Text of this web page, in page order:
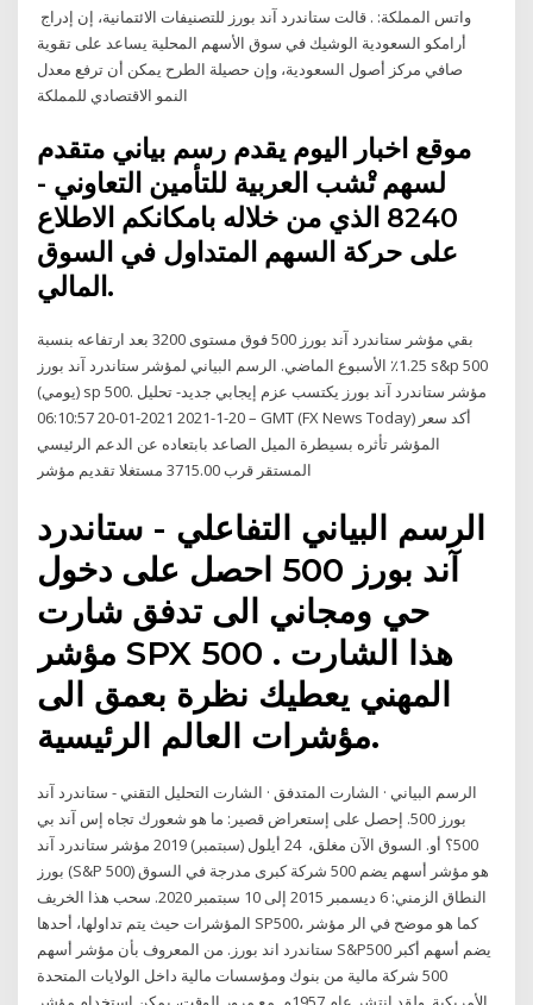
أرامكو السعودية الوشيك في سوق الأسهم المحلية يساعد على تقوية
صافي مركز أصول السعودية، وإن حصيلة الطرح يمكن أن ترفع معدل
النمو الاقتصادي للمملكة
موقع اخبار اليوم يقدم رسم بياني متقدم
لسهم تْشب العربية للتأمين التعاوني -
8240 الذي من خلاله بامكانكم الاطلاع
على حركة السهم المتداول في السوق
المالي.
بقي مؤشر ستاندرد آند بورز 500 فوق مستوى 3200 بعد ارتفاعه بنسبة
1.25٪ الأسبوع الماضي. الرسم البياني لمؤشر ستاندرد آند بورز s&p 500
(يومي) sp 500. مؤشر ستاندرد آند بورز يكتسب عزم إيجابي جديد- تحليل
– 20-1-2021 2021-01-20 06:10:57 GMT (FX News Today) أكد سعر
المؤشر تأثره بسيطرة الميل الصاعد بابتعاده عن الدعم الرئيسي
المستقر قرب 3715.00 مستغلا تقديم مؤشر
الرسم البياني التفاعلي - ستاندرد
آند بورز 500 احصل على دخول
حي ومجاني الى تدفق شارت
مؤشر SPX 500 . هذا الشارت
المهني يعطيك نظرة بعمق الى
مؤشرات العالم الرئيسية.
الرسم البياني · الشارت المتدفق · الشارت التحليل التقني - ستاندرد آند
بورز 500. إحصل على إستعراض قصير: ما هو شعورك تجاه إس آند بي
500؟ أو. السوق الآن مغلق، 24 أيلول (سبتمبر) 2019 مؤشر ستاندرد آند
بورز (S&P 500) هو مؤشر أسهم يضم 500 شركة كبرى مدرجة في السوق
النطاق الزمني: 6 ديسمبر 2015 إلى 10 سبتمبر 2020. سحب هذا الخريف
المؤشرات حيث يتم تداولها، أحدها SP500، كما هو موضح في الر مؤشر
ستاندرد اند بورز. من المعروف بأن مؤشر أسهم S&P500 يضم أسهم أكبر
500 شركة مالية من بنوك ومؤسسات مالية داخل الولايات المتحدة